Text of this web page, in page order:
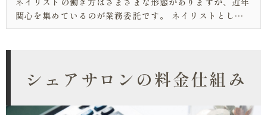
関心を集めているのが業務委託です。 ネイリストとして
これから業務委託で働きたいと思っている方にとって、お
シェアサロンの料金仕組み